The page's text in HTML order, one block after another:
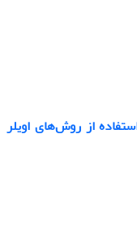
از روش‌های اویلر